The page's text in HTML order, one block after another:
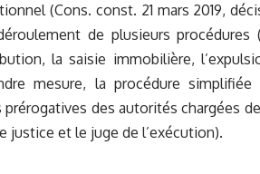
(Cons. const. 21 mars 2019,
de plusieurs procédures
la saisie immobilière,
mesure, la procédure
prérogatives des autorités chargées
justice et le juge de l’exécution).